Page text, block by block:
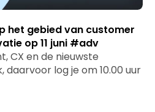
het gebied van customer
op 11 juni #adv
CX en de nieuwste
log je om 10.00 uur